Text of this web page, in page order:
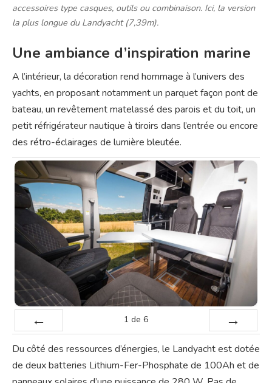
accessoires type casques, outils ou combinaison. Ici, la version
la plus longue du Landyacht (7,39m).
Une ambiance d’inspiration marine
A l’intérieur, la décoration rend hommage à l’univers des
yachts, en proposant notamment un parquet façon pont de
bateau, un revêtement matelassé des parois et du toit, un
petit réfrigérateur nautique à tiroirs dans l’entrée ou encore
des rétro-éclairages de lumière bleutée.
1 de 6
Du côté des ressources d’énergies, le Landyacht est dotée
de deux batteries Lithium-Fer-Phosphate de 100Ah et de